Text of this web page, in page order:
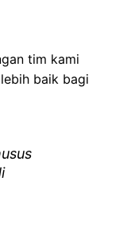
tim kami
baik bagi